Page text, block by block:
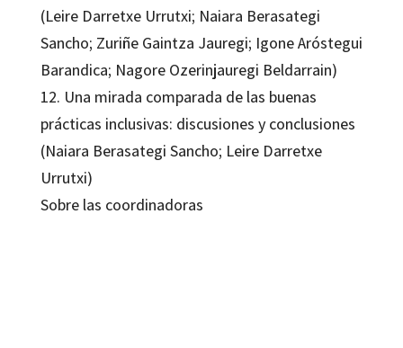
(Leire Darretxe Urrutxi; Naiara Berasategi
Sancho; Zuriñe Gaintza Jauregi; Igone Aróstegui
Barandica; Nagore Ozerinjauregi Beldarrain)
12. Una mirada comparada de las buenas
prácticas inclusivas: discusiones y conclusiones
(Naiara Berasategi Sancho; Leire Darretxe
Urrutxi)
Sobre las coordinadoras